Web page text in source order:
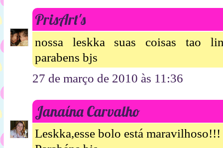
PrisArt's
nossa leskka suas coisas tao
parabens bjs
27 de março de 2010 às 11:36
Janaína Carvalho
Leskka,esse bolo está maravilhoso!!!